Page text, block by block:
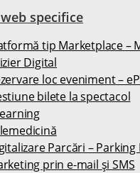
specifice
tip Marketplace –
Digital
loc eveniment –
bilete la spectacol
Parcări – Parking
prin e-mail și SMS